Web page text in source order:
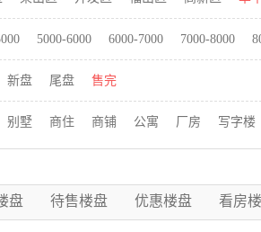
5000-6000 6000-7000 7000-8000
新盘 尾盘 售完
别墅 商住 商铺 公寓 厂房 写字楼
盘 待售楼盘 优惠楼盘 看房